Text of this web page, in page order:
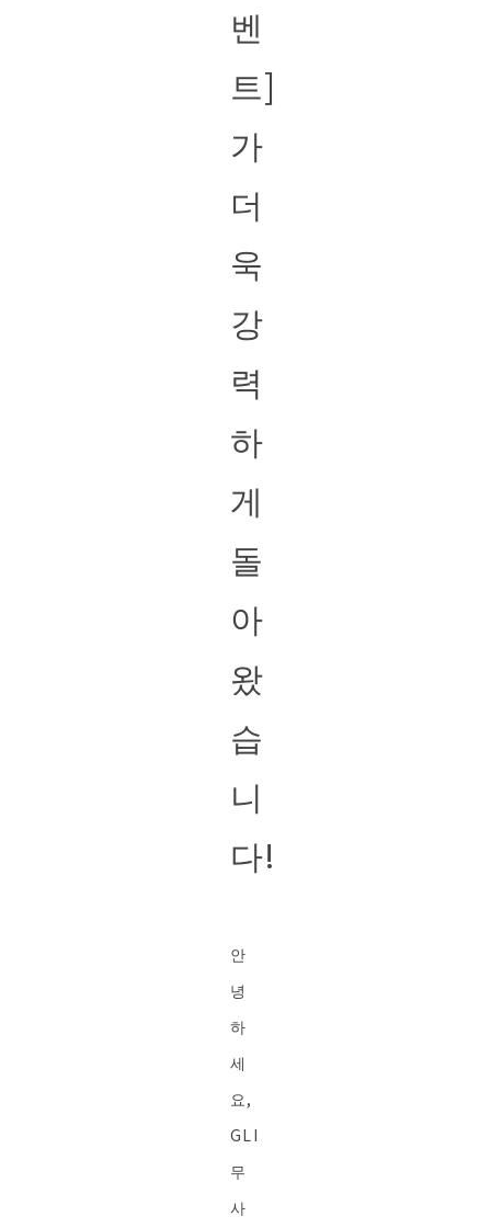
벤
트]
가
더
욱
강
력
하
게
돌
아
왔
습
니
다!
안
녕
하
세
요,
GLI
무
사